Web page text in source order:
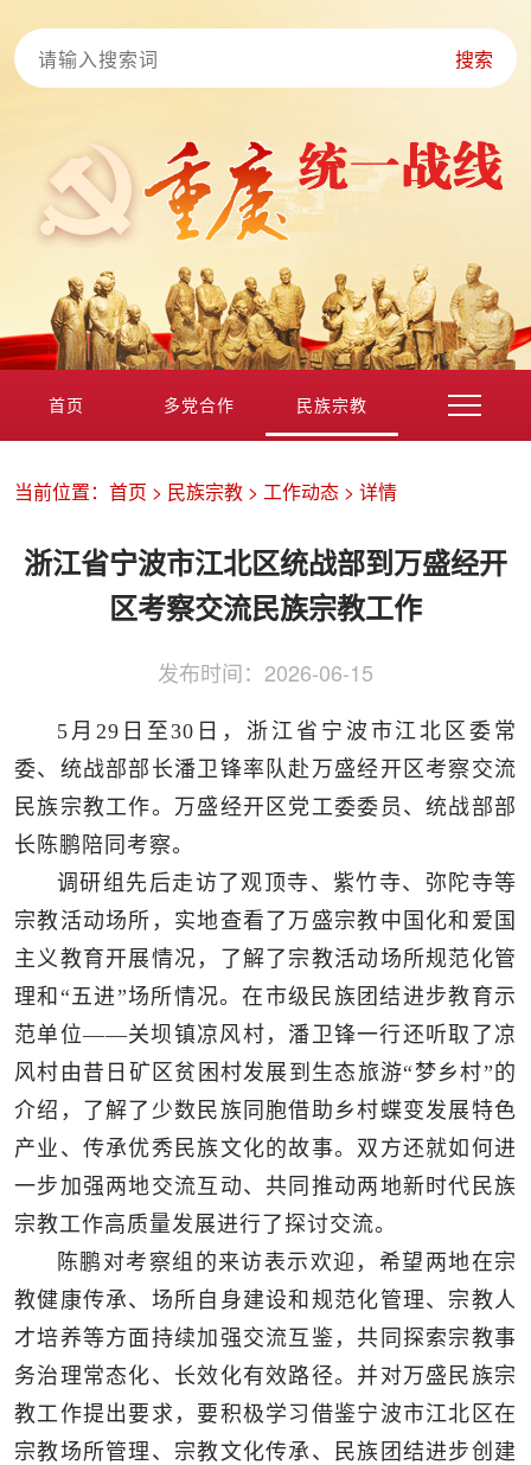
搜索
首页 多党合作 民族宗教
侨务工作 区县动态 统战历史文化
当前位置： 首页 > 民族宗教 > 工作动态 > 详情
浙江省宁波市江北区统战部到万盛经开
区考察交流民族宗教工作
发布时间： 2026-06-15
5月29日至30日，浙江省宁波市江北区委常
委、统战部部长潘卫锋率队赴万盛经开区考察交流
民族宗教工作。万盛经开区党工委委员、统战部部
长陈鹏陪同考察。
调研组先后走访了观顶寺、紫竹寺、弥陀寺等
宗教活动场所，实地查看了万盛宗教中国化和爱国
主义教育开展情况，了解了宗教活动场所规范化管
理和“五进”场所情况。在市级民族团结进步教育示
范单位——关坝镇凉风村，潘卫锋一行还听取了凉
风村由昔日矿区贫困村发展到生态旅游“梦乡村”的
介绍，了解了少数民族同胞借助乡村蝶变发展特色
产业、传承优秀民族文化的故事。双方还就如何进
一步加强两地交流互动、共同推动两地新时代民族
宗教工作高质量发展进行了探讨交流。
陈鹏对考察组的来访表示欢迎，希望两地在宗
教健康传承、场所自身建设和规范化管理、宗教人
才培养等方面持续加强交流互鉴，共同探索宗教事
务治理常态化、长效化有效路径。并对万盛民族宗
教工作提出要求，要积极学习借鉴宁波市江北区在
宗教场所管理、宗教文化传承、民族团结进步创建